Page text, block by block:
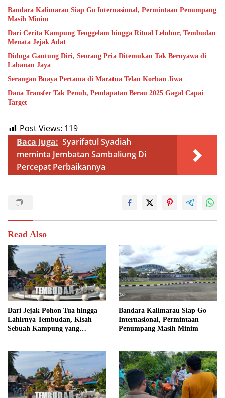
Bandara Kalimarau Siap Go Internasional, Permintaan Penumpang
Masih Minim
Dari Cerita Kampung Tenggelam hingga Ritual Leluhur, Tembudan
Menata Jejak Adat
Diduga Gantung Diri, Seorang Pria Ditemukan Tak Bernyawa di
Labanan Jaya
Serangan Buaya Pertama di Maratua Telan Korban Jiwa
Dana Transfer Tak Penuh, Pendapatan Berau 2025 Gagal Capai
Target
Post Views: 119
Baca Juga: Syarifatul Syadiah
meminta Jembatan Sambaliung Di
Percepat Perbaikannya
Read Also
Dari Jejak Pohon Tua hingga
Lahirnya Tembudan, Kisah
Sebuah Kampung yang
Bandara Kalimarau Siap Go
Internasional, Permintaan
Penumpang Masih Minim